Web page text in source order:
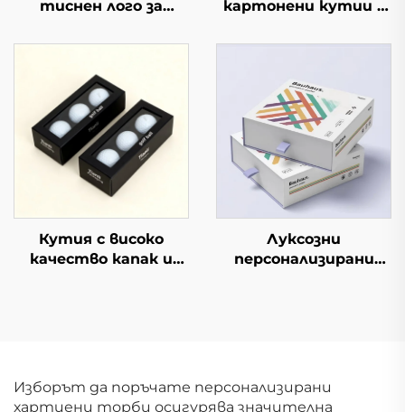
тиснен лого за
възможност за
брандиране, идеална
за луксозни подаръци
и дисплеи в
търговията
картонени кутии с
печат, икономична
с индивидуален
дизайн на лого
Кутия с високо
качество капак и
топки за тенис и
голф
Луксозни
персонализирани
продукти с матова
Изборът да поръчате персонализирани
хартиени торби осигурява значителна